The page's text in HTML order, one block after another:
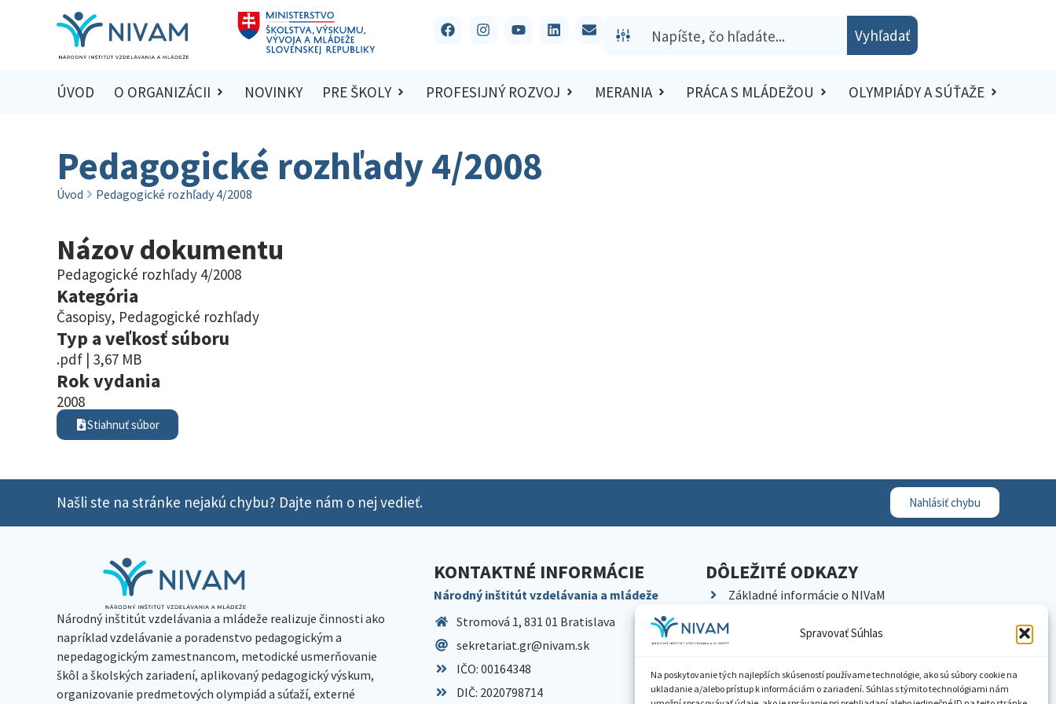
Spravovať Súhlas
Na poskytovanie tých najlepších skúseností používame technológie, ako sú súbory cookie na
ukladanie a/alebo prístup k informáciám o zariadení. Súhlas s týmito technológiami nám
Vyhľadať
ÚVOD O ORGANIZÁCII NOVINKY PRE ŠKOLY PROFESIJNÝ ROZVOJ MERANIA PRÁCA S MLÁDEŽOU OLYMPIÁDY A SÚŤAŽE
Pedagogické rozhľady 4/2008
Úvod Pedagogické rozhľady 4/2008
Názov dokumentu
Pedagogické rozhľady 4/2008
Kategória
Časopisy, Pedagogické rozhľady
Typ a veľkosť súboru
.pdf | 3,67 MB
Rok vydania
2008
Stiahnuť súbor
Našli ste na stránke nejakú chybu? Dajte nám o nej vedieť. Nahlásiť chybu
Národný inštitút vzdelávania a mládeže realizuje činnosti ako
napríklad vzdelávanie a poradenstvo pedagogickým a
nepedagogickým zamestnancom, metodické usmerňovanie
škôl a školských zariadení, aplikovaný pedagogický výskum,
organizovanie predmetových olympiád a súťaží, externé
KONTAKTNÉ INFORMÁCIE
Národný inštitút vzdelávania a mládeže
Stromová 1, 831 01 Bratislava
sekretariat.gr@nivam.sk
IČO: 00164348
DIČ: 2020798714
DÔLEŽITÉ ODKAZY
Základné informácie o NIVaM
Kariéra
Pracoviská NIVaM